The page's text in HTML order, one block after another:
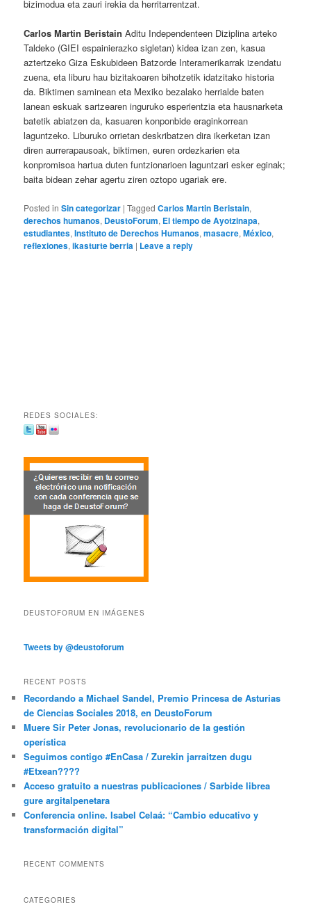
bizimodua eta zauri irekia da herritarrentzat.
Carlos Martin BeristainAditu Independenteen Diziplina arteko
Taldeko (GIEI espainierazko sigletan) kidea izan zen, kasua
aztertzeko Giza Eskubideen Batzorde Interamerikarrak izendatu
zuena, eta liburu hau bizitakoaren bihotzetik idatzitako historia
da. Biktimen saminean eta Mexiko bezalako herrialde baten
lanean eskuak sartzearen inguruko esperientzia eta hausnarketa
batetik abiatzen da, kasuaren konponbide eraginkorrean
laguntzeko. Liburuko orrietan deskribatzen dira ikerketan izan
diren aurrerapausoak, biktimen, euren ordezkarien eta
konpromisoa hartua duten funtzionarioen laguntzari esker eginak;
baita bidean zehar agertu ziren oztopo ugariak ere.
Posted in Sin categorizar |Tagged Carlos Martin Beristain,
derechos humanos, DeustoForum, El tiempo de Ayotzinapa,
estudiantes,Instituto de Derechos Humanos,masacre,México,
reflexiones,ikasturte berria | Leave a reply
REDES SOCIALES:
DEUSTOFORUM EN IMÁGENES
Tweets by @deustoforum
RECENT POSTS
Recordando a Michael Sandel, Premio Princesa de Asturias
de Ciencias Sociales 2018, en DeustoForum
Muere Sir Peter Jonas, revolucionario de la gestión
operística
Seguimos contigo #EnCasa / Zurekin jarraitzen dugu
#Etxean????
Acceso gratuito a nuestras publicaciones / Sarbide librea
gure argitalpenetara
Conferencia online. Isabel Celaá: “Cambio educativo y
transformación digital”
RECENT COMMENTS
CATEGORIES